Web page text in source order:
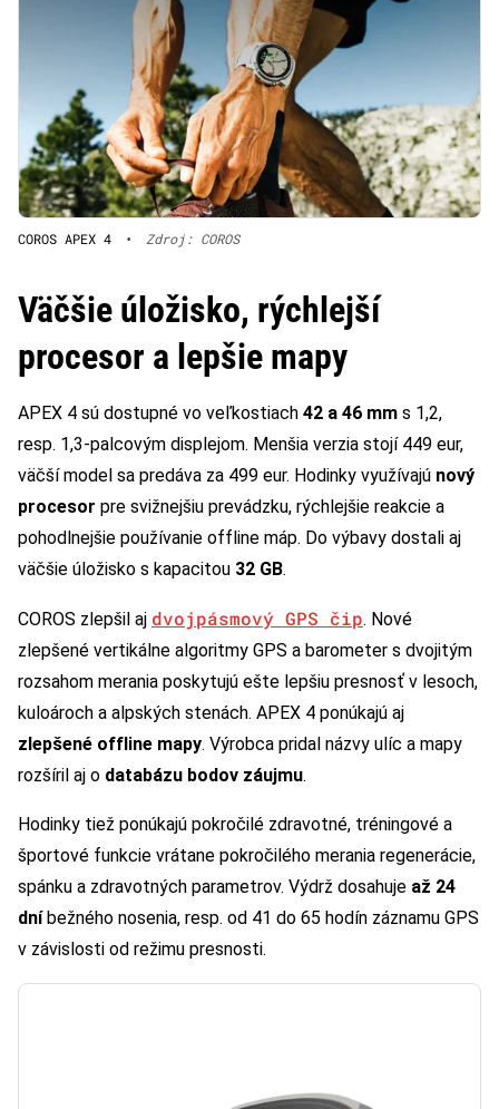
COROS APEX 4 • Zdroj: COROS
Väčšie úložisko, rýchlejší
procesor a lepšie mapy
APEX 4 sú dostupné vo veľkostiach 42 a 46 mm s 1,2,
resp. 1,3-palcovým displejom. Menšia verzia stojí 449 eur,
väčší model sa predáva za 499 eur. Hodinky využívajú nový
procesor pre svižnejšiu prevádzku, rýchlejšie reakcie a
pohodlnejšie používanie offline máp. Do výbavy dostali aj
väčšie úložisko s kapacitou 32 GB.
COROS zlepšil aj dvojpásmový GPS čip. Nové
zlepšené vertikálne algoritmy GPS a barometer s dvojitým
rozsahom merania poskytujú ešte lepšiu presnosť v lesoch,
kuloároch a alpských stenách. APEX 4 ponúkajú aj
zlepšené offline mapy. Výrobca pridal názvy ulíc a mapy
rozšíril aj o databázu bodov záujmu.
Hodinky tiež ponúkajú pokročilé zdravotné, tréningové a
športové funkcie vrátane pokročilého merania regenerácie,
spánku a zdravotných parametrov. Výdrž dosahuje až 24
dníbežného nosenia, resp. od 41 do 65 hodín záznamu GPS
v závislosti od režimu presnosti.